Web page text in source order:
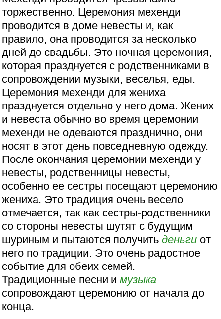
торжественно. Церемония мехенди
проводится в доме невесты и, как
правило, она проводится за несколько
дней до свадьбы. Это ночная церемония,
которая празднуется с родственниками в
сопровождении музыки, веселья, еды.
Церемония мехенди для жениха
празднуется отдельно у него дома. Жених
и невеста обычно во время церемонии
мехенди не одеваются празднично, они
носят в этот день повседневную одежду.
После окончания церемонии мехенди у
невесты, родственницы невесты,
особенно ее сестры посещают церемонию
жениха. Это традиция очень весело
отмечается, так как сестры-родственники
со стороны невесты шутят с будущим
шуриным и пытаются получитьденьги от
него по традиции. Это очень радостное
событие для обеих семей.
Традиционные песни имузыка
сопровождают церемонию от начала до
конца.